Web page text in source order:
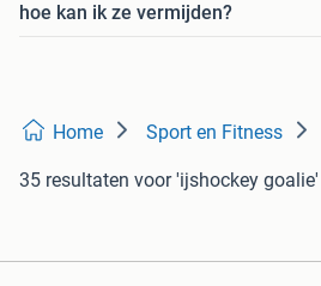
hoe kan ik ze vermijden?
Home Sport en Fitness
35 resultaten voor 'ijshockey goalie'